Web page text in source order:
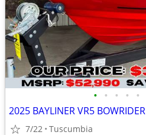
• • • • •
2025 BAYLINER VR5 BOWRIDER
7/22 Tuscumbia